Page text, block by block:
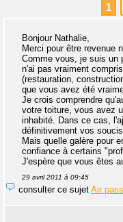
1
Bonjour Nathalie,
Merci pour être revenue
Comme vous, je suis un
n'ai pas vraiment
(restauration,
que vous avez été
Je crois comprendre
votre toiture, vous avez
inhabité. Dans ce cas,
définitivement vos soucis.
Mais quelle galère pour
confiance à certains
J'espère que vous êtes
29 avril 2011 à 09:45
consulter ce sujet Air